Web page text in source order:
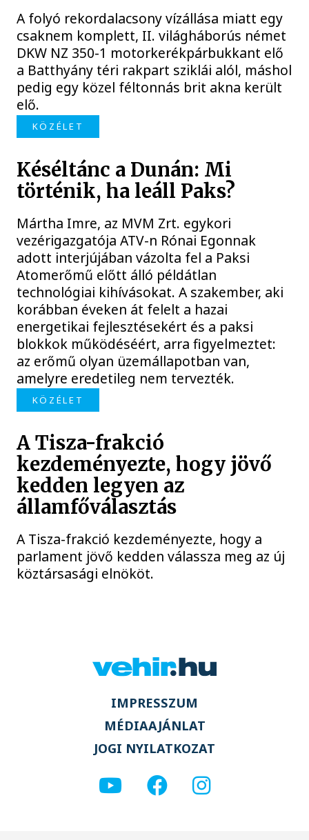
A folyó rekordalacsony vízállása miatt egy
csaknem komplett, II. világháborús német
DKW NZ 350-1 motorkerékpárbukkant elő
a Batthyány téri rakpart sziklái alól, máshol
pedig egy közel féltonnás brit akna került
elő.
KÖZÉLET
Késéltánc a Dunán: Mi
történik, ha leáll Paks?
Mártha Imre, az MVM Zrt. egykori
vezérigazgatója ATV-n Rónai Egonnak
adott interjújában vázolta fel a Paksi
Atomerőmű előtt álló példátlan
technológiai kihívásokat. A szakember, aki
korábban éveken át felelt a hazai
energetikai fejlesztésekért és a paksi
blokkok működéséért, arra figyelmeztet:
az erőmű olyan üzemállapotban van,
amelyre eredetileg nem tervezték.
KÖZÉLET
A Tisza-frakció
kezdeményezte, hogy jövő
kedden legyen az
államfőválasztás
A Tisza-frakció kezdeményezte, hogy a
parlament jövő kedden válassza meg az új
köztársasági elnököt.
IMPRESSZUM
MÉDIAAJÁNLAT
JOGI NYILATKOZAT